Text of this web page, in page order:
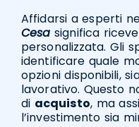
Affidarsi a esperti
Cesa significa
personalizzata. Gli
identificare quale
opzioni disponibili,
lavorativo. Questo
di acquisto, ma
l’investimento sia